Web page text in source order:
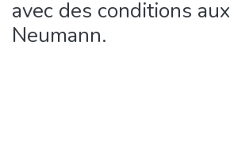
avec des conditions
Neumann.